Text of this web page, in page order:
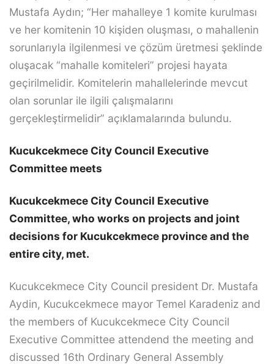
Mustafa Aydın; “Her mahalleye 1 komite kurulması
ve her komitenin 10 kişiden oluşması, o mahallenin
sorunlarıyla ilgilenmesi ve çözüm üretmesi şeklinde
oluşacak “mahalle komiteleri” projesi hayata
geçirilmelidir. Komitelerin mahallelerinde mevcut
olan sorunlar ile ilgili çalışmalarını
gerçekleştirmelidir” açıklamalarında bulundu.
Kucukcekmece City Council Executive
Committee meets
Kucukcekmece City Council Executive
Committee, who works on projects and joint
decisions for Kucukcekmece province and the
entire city, met.
Kucukcekmece City Council president Dr. Mustafa
Aydin, Kucukcekmece mayor Temel Karadeniz and
the members of Kucukcekmece City Council
Executive Committee attendend the meeting and
discussed 16th Ordinary General Assembly